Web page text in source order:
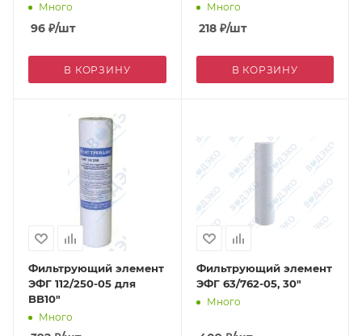
Много
96 ₽/шт
В КОРЗИНУ
Много
218₽/шт
В КОРЗИНУ
Фильтрующий элемент
ЭФГ 112/250-05 для
BB10"
Много
Фильтрующий элемент
ЭФГ 63/762-05, 30"
Много